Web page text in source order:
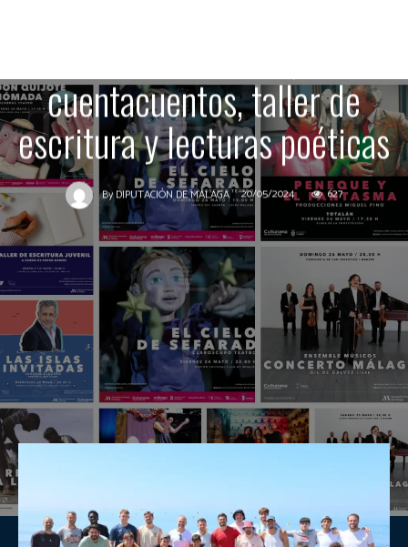
cuentacuentos, taller de
escritura y lecturas poéticas
By DIPUTACIÓN DE MÁLAGA 20/05/2024 627